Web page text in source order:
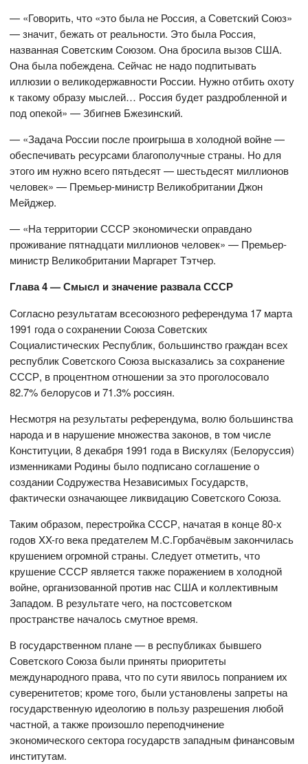
— «Говорить, что «это была не Россия, а Советский Союз»
— значит, бежать от реальности. Это была Россия,
названная Советским Союзом. Она бросила вызов США.
Она была побеждена. Сейчас не надо подпитывать
иллюзии о великодержавности России. Нужно отбить охоту
к такому образу мыслей… Россия будет раздробленной и
под опекой» — Збигнев Бжезинский.
— «Задача России после проигрыша в холодной войне —
обеспечивать ресурсами благополучные страны. Но для
этого им нужно всего пятьдесят — шестьдесят миллионов
человек» — Премьер-министр Великобритании Джон
Мейджер.
— «На территории СССР экономически оправдано
проживание пятнадцати миллионов человек» — Премьер-
министр Великобритании Маргарет Тэтчер.
Глава 4 — Смысл и значение развала СССР
Согласно результатам всесоюзного референдума 17 марта
1991 года о сохранении Союза Советских
Социалистических Республик, большинство граждан всех
республик Советского Союза высказались за сохранение
СССР, в процентном отношении за это проголосовало
82.7% белорусов и 71.3% россиян.
Несмотря на результаты референдума, волю большинства
народа и в нарушение множества законов, в том числе
Конституции, 8 декабря 1991 года в Вискулях (Белоруссия)
изменниками Родины было подписано соглашение о
создании Содружества Независимых Государств,
фактически означающее ликвидацию Советского Союза.
Таким образом, перестройка СССР, начатая в конце 80-х
годов XX-го века предателем М.С.Горбачёвым закончилась
крушением огромной страны. Следует отметить, что
крушение СССР является также поражением в холодной
войне, организованной против нас США и коллективным
Западом. В результате чего, на постсоветском
пространстве началось смутное время.
В государственном плане — в республиках бывшего
Советского Союза были приняты приоритеты
международного права, что по сути явилось попранием их
суверенитетов; кроме того, были установлены запреты на
государственную идеологию в пользу разрешения любой
частной, а также произошло переподчинение
экономического сектора государств западным финансовым
институтам.